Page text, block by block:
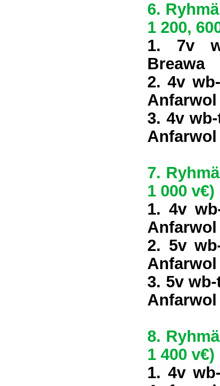
6.
1 200,
1. 7v
Breawa
2. 4v
Anfarwol
3. 4v
Anfarwol
7.
1 000 v€)
1. 4v
Anfarwol
2. 5v
Anfarwol
3. 5v
Anfarwol
8.
1 400 v€)
1. 4v